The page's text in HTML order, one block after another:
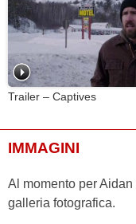
Trailer – Captives
IMMAGINI
Al momento per
galleria fotografica.